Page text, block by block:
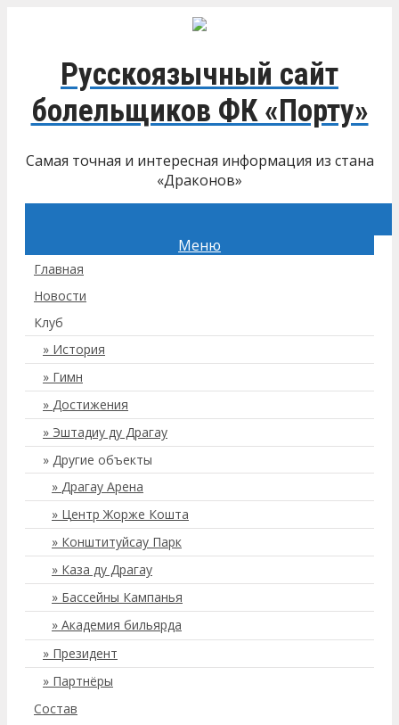
Русскоязычный сайт
болельщиков ФК «Порту»
Самая точная и интересная информация из стана
«Драконов»
Меню
Главная
Новости
Клуб
История
Гимн
Достижения
Эштадиу ду Драгау
Другие объекты
Драгау Арена
Центр Жорже Кошта
Конштитуйсау Парк
Каза ду Драгау
Бассейны Кампанья
Академия бильярда
Президент
Партнёры
Состав